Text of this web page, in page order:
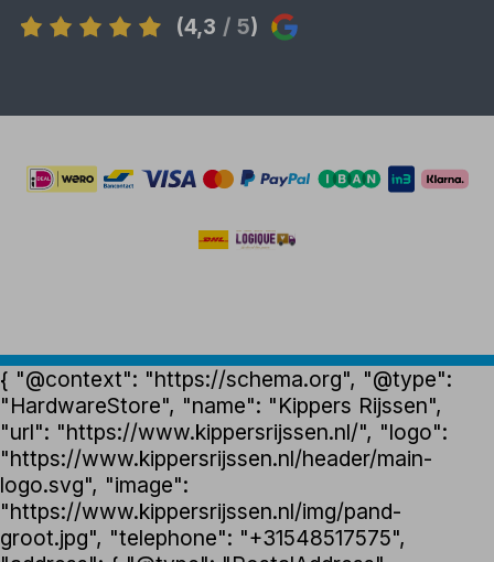
(4,3 / 5)
{ "@context": "https://schema.org", "@type":
"HardwareStore", "name": "Kippers Rijssen",
"url": "https://www.kippersrijssen.nl/", "logo":
"https://www.kippersrijssen.nl/header/main-
logo.svg", "image":
"https://www.kippersrijssen.nl/img/pand-
groot.jpg", "telephone": "+31548517575",